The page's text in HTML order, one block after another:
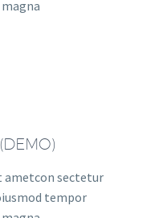
ametcon sectetur
tempor